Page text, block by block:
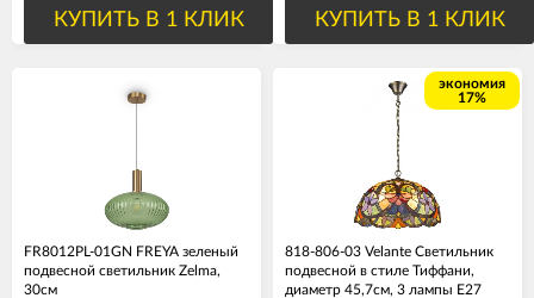
КУПИТЬ В 1 КЛИК КУПИТЬ В 1 КЛИК
FR8012PL-01GN FREYA зеленый
подвесной светильник Zelma,
30см
экономия
17%
818-806-03 Velante Светильник
подвесной в стиле Тиффани,
диаметр 45,7см, 3 лампы Е27